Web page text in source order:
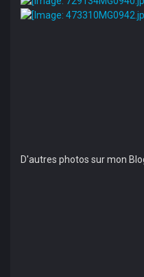
D'autres photos sur mon